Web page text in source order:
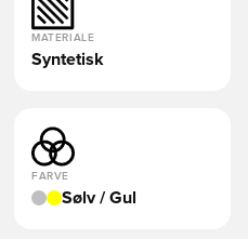
MATERIALE
Syntetisk
FARVE
Sølv / Gul